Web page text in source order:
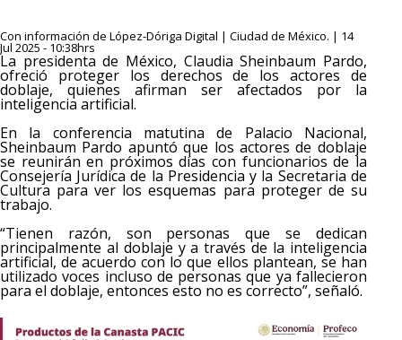
Con información de López-Dóriga Digital | Ciudad de México. | 14
Jul 2025 - 10:38hrs
La presidenta de México, Claudia Sheinbaum Pardo,
ofreció proteger los derechos de los actores de
doblaje, quienes afirman ser afectados por la
inteligencia artificial.
En la conferencia matutina de Palacio Nacional,
Sheinbaum Pardo apuntó que los actores de doblaje
se reunirán en próximos días con funcionarios de la
Consejería Jurídica de la Presidencia y la Secretaria de
Cultura para ver los esquemas para proteger de su
trabajo.
“Tienen razón, son personas que se dedican
principalmente al doblaje y a través de la inteligencia
artificial, de acuerdo con lo que ellos plantean, se han
utilizado voces incluso de personas que ya fallecieron
para el doblaje, entonces esto no es correcto”, señaló.